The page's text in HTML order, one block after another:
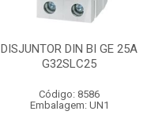
DISJUNTOR DIN BI GE 25A
G32SLC25
Código: 8586
Embalagem: UN1